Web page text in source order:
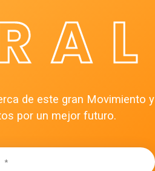
de este gran Movimiento y
por un mejor futuro.